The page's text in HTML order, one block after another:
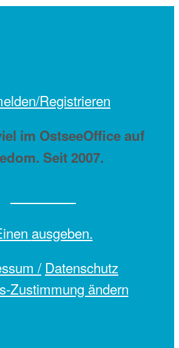
Registrieren
im OstseeOffice auf
Seit 2007.
ausgeben.
/ Datenschutz
Zustimmung ändern